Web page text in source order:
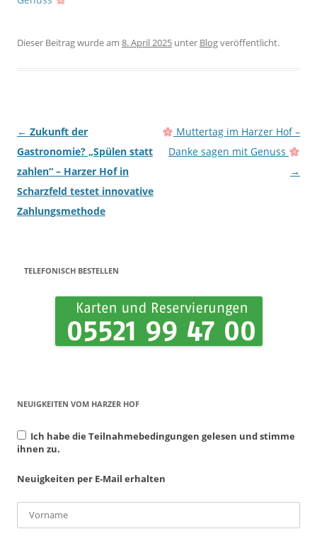
f
)
Dieser Beitrag wurde am 8. April 2025 unter Blogveröffentlicht.
Beitrags-Navigation
← Zukunft der
Gastronomie? „Spülen statt
zahlen“ – Harzer Hof in
Scharzfeld testet innovative
Zahlungsmethode
Muttertag im Harzer Hof –
Danke sagen mit Genuss
→
TELEFONISCH BESTELLEN
NEUIGKEITEN VOM HARZER HOF
Ich habe die Teilnahmebedingungen gelesen und stimme
ihnen zu.
Neuigkeiten per E-Mail erhalten